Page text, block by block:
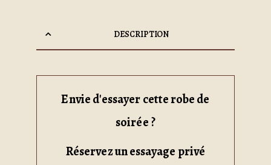
DESCRIPTION
Envie d'essayer cette robe de
soirée ?
Réservez un essayage privé